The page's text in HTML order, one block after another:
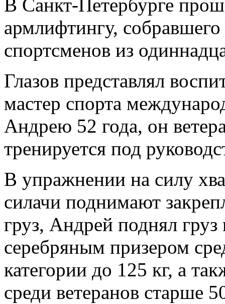
В Санкт-Петербурге
армлифтингу,
спортсменов из
Глазов представлял
мастер спорта
Андрею 52 года, он
тренируется под
В упражнении на силу
силачи поднимают
груз, Андрей поднял
серебряным призером
категории до 125 кг, а
среди ветеранов старше